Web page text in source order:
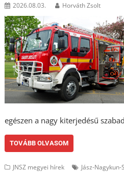
2026.08.03. Horváth Zsolt
egészen a nagy kiterjedésű
TOVÁBB OLVASOM
JNSZ megyei hírek Jász-